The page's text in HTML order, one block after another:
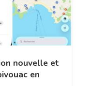
nouvelle et
en